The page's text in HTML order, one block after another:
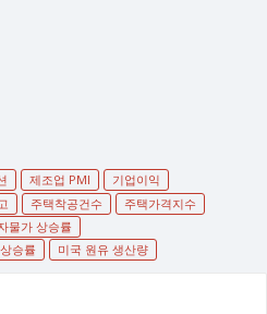
제조업 PMI
기업이익
주택착공건수
주택가격지수
물가 상승률
승률
미국 원유 생산량